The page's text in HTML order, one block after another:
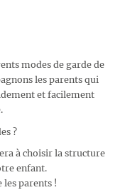
modes de garde de
les parents qui
et facilement
?
à choisir la structure
enfant.
les parents !